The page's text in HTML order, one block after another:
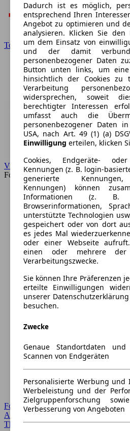
Toyota
VW
Forum
Forum Startseite
Alle Auto-Foren
Themen-Forum
Dadurch ist es möglich,
entsprechend Ihren
Angebot zu optimieren und
analysieren. Klicken Sie
um dem Einsatz von
und der damit
personenbezogener Daten
Button unten links, um
hinsichtlich der Cookies
Verarbeitung
widersprechen, soweit
berechtigter Interessen
umfasst auch die
personenbezogener Daten
USA, nach Art. 49 (1) (a)
Einwilligung erteilen, klicken
Cookies, Endgeräte-
Kennungen (z. B. login-
generierte Kennungen,
Kennungen) können
Informationen (z. B.
Browserinformationen,
unterstützte Technologien
gespeichert oder von dort
es jedes Mal
oder einer Webseite
einen oder mehrere der
Verarbeitungszwecke.
Sie können Ihre Präferenzen
erteilte Einwilligungen
unserer
besuchen.
Zwecke
Genaue Standortdaten
Scannen von Endgeräten
Personalisierte Werbung und
Werbeleistung und der
Zielgruppenforschung
Verbesserung von Angeboten